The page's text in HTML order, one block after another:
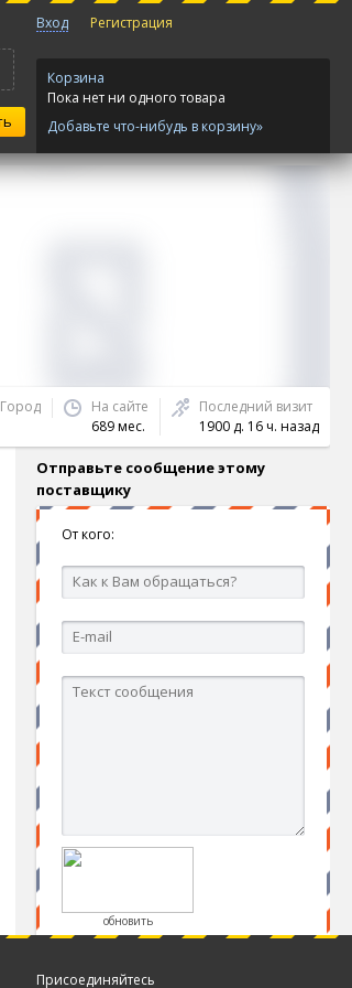
Вход Регистрация
Корзина
Пока нет ни одного товара
Добавьте что-нибудь в корзину»
Город
На сайте
689 мес.
Последний визит
1900 д. 16 ч. назад
Отправьте сообщение этому
поставщику
От кого:
обновить
Присоединяйтесь